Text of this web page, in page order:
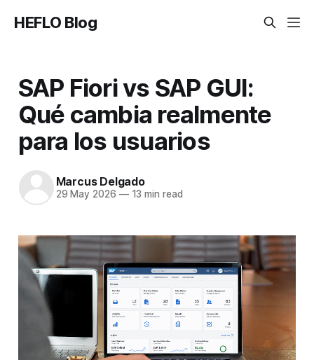
HEFLO Blog
SAP Fiori vs SAP GUI:
Qué cambia realmente
para los usuarios
Marcus Delgado
29 May 2026 —13 min read